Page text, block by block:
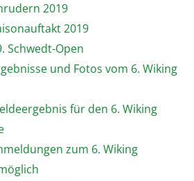
2019
2019
Schwedt-Open
und Fotos vom 6. Wiking
für den 6. Wiking
zum 6. Wiking